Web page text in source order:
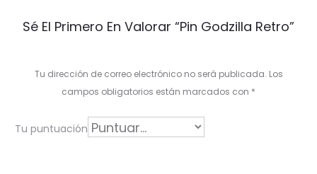
V
a
r
Sé El Primero En Valorar “Pin Godzilla Retro”
Tu dirección de correo electrónico no será publicada. Los
campos obligatorios están marcados con *
Tu puntuación